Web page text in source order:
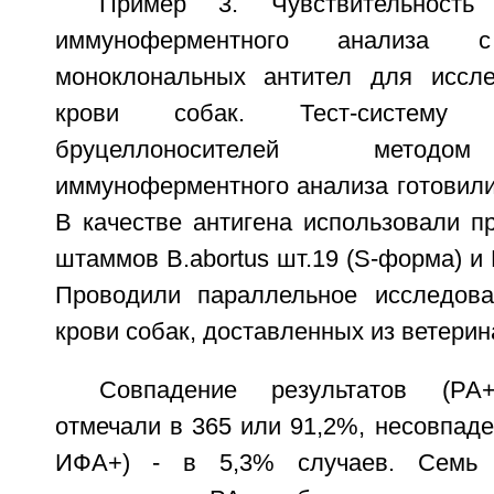
иммуноферментного анализа
моноклональных антител для
крови собак. Тест-
бруцеллоносителей
иммуноферментного анализа
В качестве антигена использовали
штаммов B.abortus шт.19 (S-форма) и
Проводили параллельное
крови собак, доставленных из
Совпадение результатов
отмечали в 365 или 91,2%,
ИФА+) - в 5,3% случаев. Семь